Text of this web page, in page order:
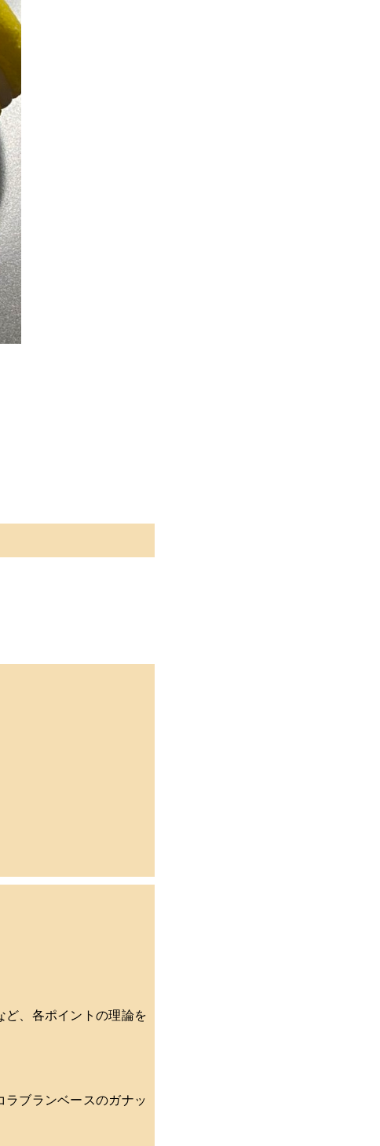
、各ポイントの理論を
ブランベースのガナッ